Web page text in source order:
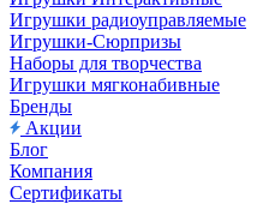
Игрушки радиоуправляемые
Игрушки-Сюрпризы
Наборы для творчества
Игрушки мягконабивные
Бренды
Акции
Блог
Компания
Сертификаты